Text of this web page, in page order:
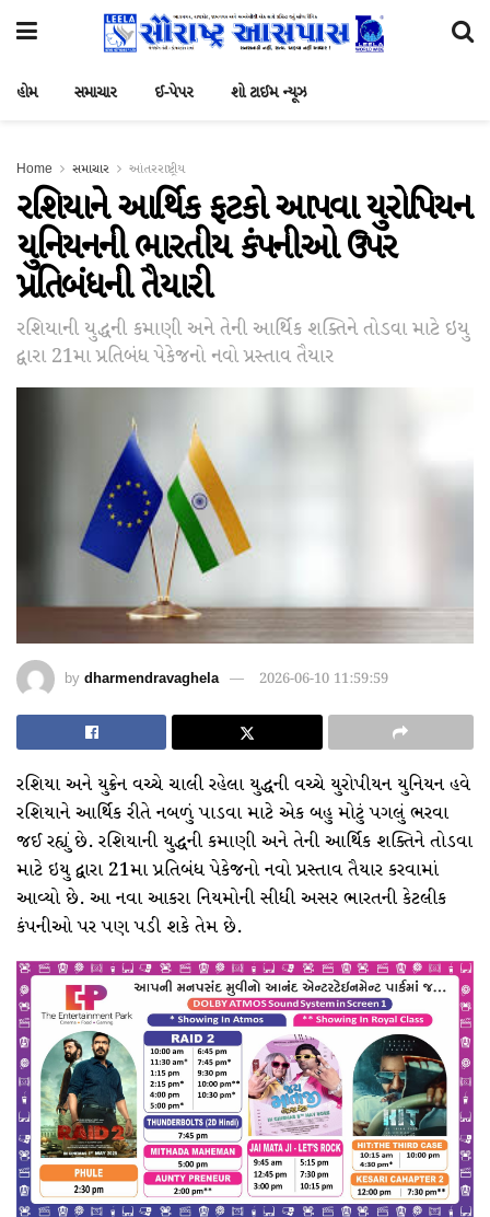
હોમ સમાચાર ઈ-પેપર શો ટાઈમ ન્યૂઝ
Home સમાચાર આંતરરાષ્ટ્રીય
રશિયાને આર્થિક ફટકો આપવા યુરોપિયન
યુનિયનની ભારતીય કંપનીઓ ઉપર
પ્રતિબંધની તૈયારી
રશિયાની યુદ્ધની કમાણી અને તેની આર્થિક શક્તિને તોડવા માટે ઇયુ
દ્વારા 21મા પ્રતિબંધ પેકેજનો નવો પ્રસ્તાવ તૈયાર
by dharmendravaghela 2026-06-10 11:59:59
રશિયા અને યુક્રેન વચ્ચે ચાલી રહેલા યુદ્ધની વચ્ચે યુરોપીયન યુનિયન હવે
રશિયાને આર્થિક રીતે નબળું પાડવા માટે એક બહુ મોટું પગલું ભરવા
જઈ રહ્યું છે. રશિયાની યુદ્ધની કમાણી અને તેની આર્થિક શક્તિને તોડવા
માટે ઇયુ દ્વારા 21મા પ્રતિબંધ પેકેજનો નવો પ્રસ્તાવ તૈયાર કરવામાં
આવ્યો છે. આ નવા આકરા નિયમોની સીધી અસર ભારતની કેટલીક
કંપનીઓ પર પણ પડી શકે તેમ છે.